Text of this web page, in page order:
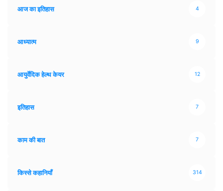
आज का इतिहास 4
आध्यात्म 9
आयुर्वेदिक हेल्थ केयर 12
इतिहास 7
काम की बात 7
किस्से कहानियाँ 314